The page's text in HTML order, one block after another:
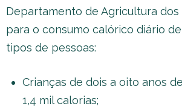
Departamento de Agricultura dos
para o consumo calórico diário
tipos de pessoas:
Crianças de dois a oito anos
1,4 mil calorias;